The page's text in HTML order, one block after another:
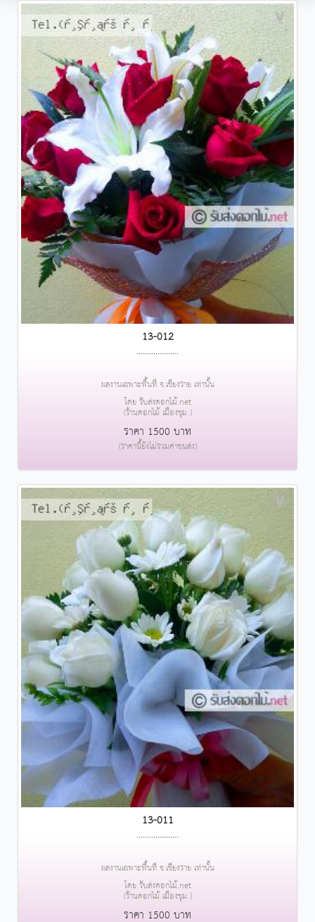
13-012
....................
ผลงานเฉพาะพื้นที่ จ.เชียงราย เท่านั้น
โดย รับส่งดอกไม้.net
(ร้านดอกไม้ เมืองชุม )
ราคา 1500 บาท
(ราคานี้ยังไม่รวมค่าขนส่ง)
13-011
....................
ผลงานเฉพาะพื้นที่ จ.เชียงราย เท่านั้น
โดย รับส่งดอกไม้.net
(ร้านดอกไม้ เมืองชุม )
ราคา 1500 บาท